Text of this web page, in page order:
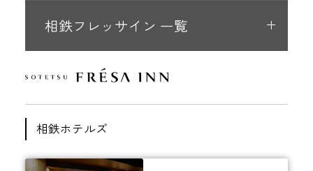
相鉄フレッサイン 一覧
相鉄ホテルズ